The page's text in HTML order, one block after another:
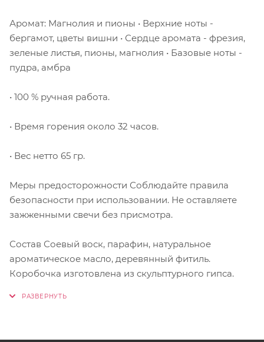
Аромат: Магнолия и пионы • Верхние ноты -
бергамот, цветы вишни • Сердце аромата - фрезия,
зеленые листья, пионы, магнолия • Базовые ноты -
пудра, амбра
• 100 % ручная работа.
• Время горения около 32 часов.
• Вес нетто 65 гр.
Меры предосторожности Соблюдайте правила
безопасности при использовании. Не оставляете
зажженными свечи без присмотра.
Состав Соевый воск, парафин, натуральное
ароматическое масло, деревянный фитиль.
Коробочка изготовлена из скульптурного гипса.